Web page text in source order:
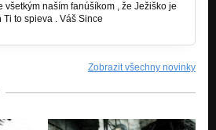
naším fanúšíkom , že Ježiško je
to spieva . Váš Since
Zobrazit všechny novinky